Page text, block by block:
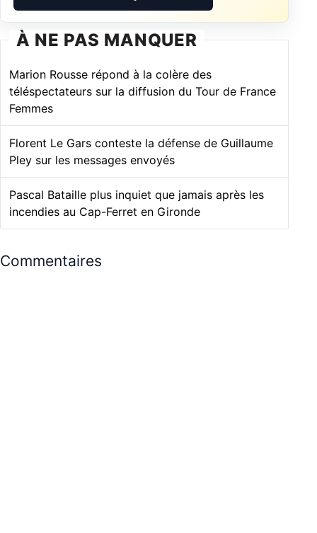
À NE PAS MANQUER
Marion Rousse répond à la colère des
téléspectateurs sur la diffusion du Tour de France
Femmes
Florent Le Gars conteste la défense de Guillaume
Pley sur les messages envoyés
Pascal Bataille plus inquiet que jamais après les
incendies au Cap-Ferret en Gironde
Commentaires